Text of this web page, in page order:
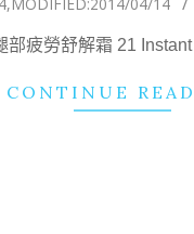
部疲勞舒解霜 21
CONTINUE